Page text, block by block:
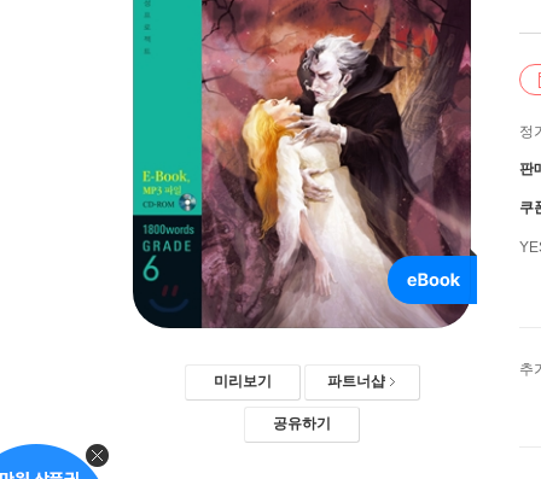
미리보기 파트너샵
공유하기
정
판
쿠
추